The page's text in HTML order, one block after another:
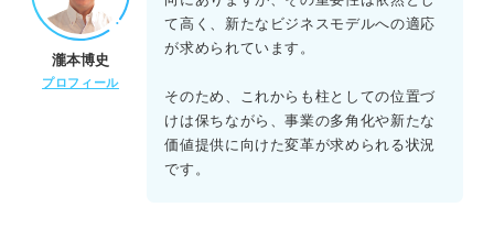
瀧本博史
プロフィール
て高く、新たなビジネスモデルへの適応
が求められています。
そのため、これからも柱としての位置づ
けは保ちながら、事業の多角化や新たな
価値提供に向けた変革が求められる状況
です。